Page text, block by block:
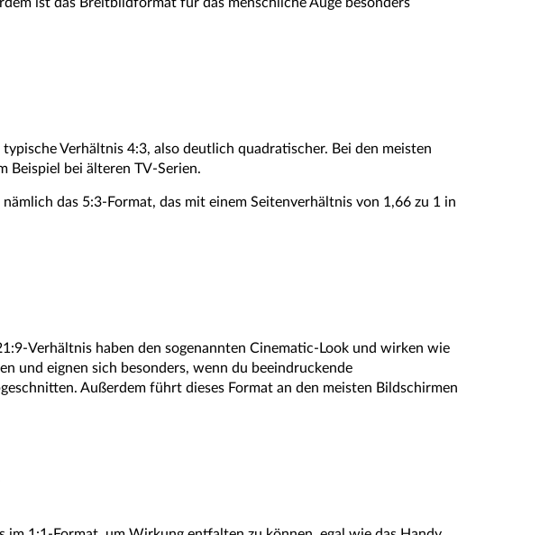
Verhältnis 4:3, also deutlich quadratischer. Bei den meisten
Beispiel bei älteren TV-Serien.
das 5:3-Format, das mit einem Seitenverhältnis von 1,66 zu 1 in
Verhältnis haben den sogenannten Cinematic-Look und wirken wie
und eignen sich besonders, wenn du beeindruckende
Außerdem führt dieses Format an den meisten Bildschirmen